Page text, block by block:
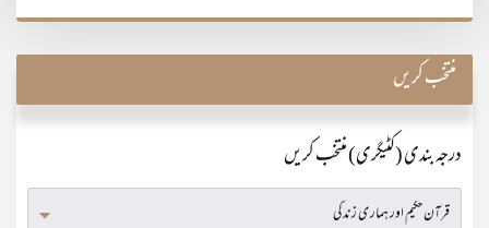
منتخب کریں
درجہ بندی (کٹیگری) منتخب کریں